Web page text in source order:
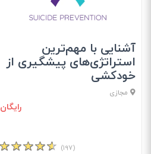
آشنایی با مهم‌ترین
استراتژی‌های پیشگیری از
خودکشی
مجازی
رایگان
(۱۹۷)